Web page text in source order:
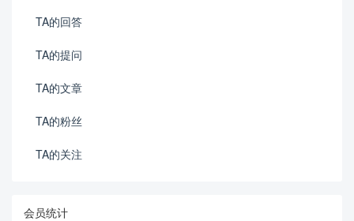
TA的回答
TA的提问
TA的文章
TA的粉丝
TA的关注
会员统计